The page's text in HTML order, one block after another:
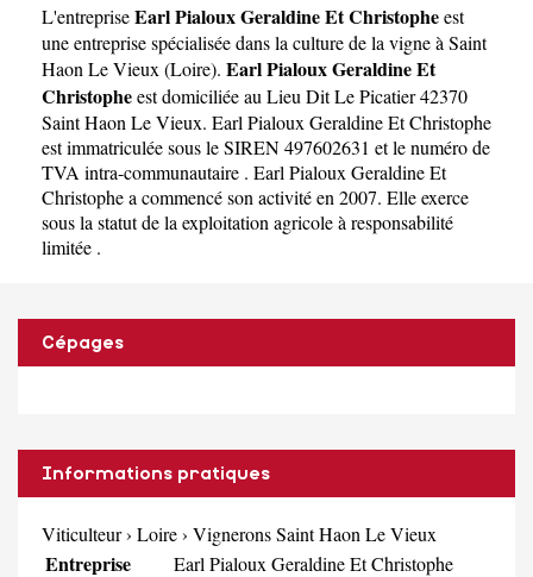
Christophe
L'entrepriseEarl Pialoux Geraldine Et Christopheest
uneentreprise spécialisée dans la culture de la vigne à Saint
Haon Le Vieux (Loire). Earl Pialoux Geraldine Et
Christopheest domiciliée au Lieu Dit Le Picatier 42370
Saint Haon Le Vieux. Earl Pialoux Geraldine Et Christophe
est immatriculée sous le SIREN 497602631 et le numéro de
TVA intra-communautaire . Earl Pialoux Geraldine Et
Christophe a commencé son activité en 2007. Elle exerce
sous la statut de la exploitation agricole à responsabilité
limitée .
Cépages
Informations pratiques
Viticulteur› Loire› Vignerons Saint Haon Le Vieux
Entreprise Earl Pialoux Geraldine Et Christophe